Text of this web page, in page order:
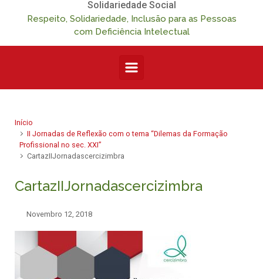
Solidariedade Social
Respeito, Solidariedade, Inclusão para as Pessoas
com Deficiência Intelectual
Início
II Jornadas de Reflexão com o tema “Dilemas da Formação
Profissional no sec. XXI”
CartazIIJornadascercizimbra
CartazIIJornadascercizimbra
Novembro 12, 2018